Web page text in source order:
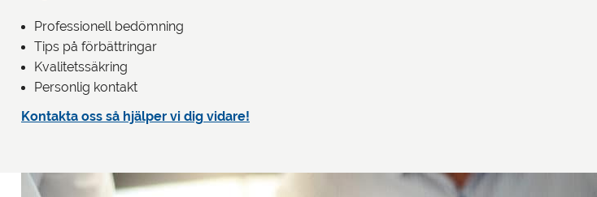
Professionell bedömning
Tips på förbättringar
Kvalitetssäkring
Personlig kontakt
Kontakta oss så hjälper vi dig vidare!